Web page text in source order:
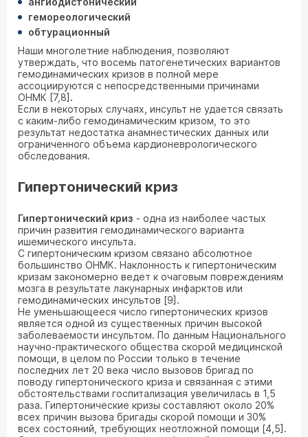
гемореологический
обтурационный
Наши многолетние наблюдения, позволяют
утверждать, что восемь патогенетических вариантов
гемодинамических кризов в полной мере
ассоциируются с непосредственными причинами
ОНМК [7,8] .
Если в некоторых случаях, инсульт не удается связать
с каким-либо гемодинамическим кризом, то это
результат недостатка анамнестических данных или
ограниченного объема кардионеврологического
обследования.
Гипертонический криз
Гипертонический криз - одна из наиболее частых
причин развития гемодинамического варианта
ишемического инсульта.
С гипертоническим кризом связано абсолютное
большинство ОНМК. Наклонность к гипертоническим
кризам закономерно ведет к очаговым повреждениям
мозга в результате лакунарных инфарктов или
гемодинамических инсультов [9].
Не уменьшающееся число гипертонических кризов
является одной из существенных причин высокой
заболеваемости инсультом. По данным Национального
научно-практического общества скорой медицинской
помощи, в целом по России только в течение
последних лет 20 века число вызовов бригад по
поводу гипертонического криза и связанная с этими
обстоятельствами госпитализация увеличилась в 1,5
раза. Гипертонические кризы составляют около 20%
всех причин вызова бригады скорой помощи и 30%
всех состояний, требующих неотложной помощи [4,5].